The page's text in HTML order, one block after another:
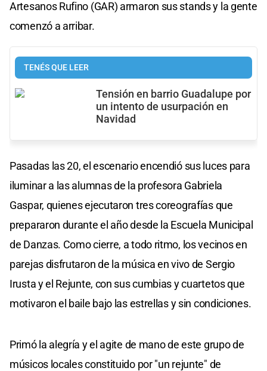
Artesanos Rufino (GAR) armaron sus stands y la gente
comenzó a arribar.
TENÉS QUE LEER
Tensión en barrio Guadalupe por
un intento de usurpación en
Navidad
Pasadas las 20, el escenario encendió sus luces para
iluminar a las alumnas de la profesora Gabriela
Gaspar, quienes ejecutaron tres coreografías que
prepararon durante el año desde la Escuela Municipal
de Danzas. Como cierre, a todo ritmo, los vecinos en
parejas disfrutaron de la música en vivo de Sergio
Irusta y el Rejunte, con sus cumbias y cuartetos que
motivaron el baile bajo las estrellas y sin condiciones.
Primó la alegría y el agite de mano de este grupo de
músicos locales constituido por "un rejunte" de